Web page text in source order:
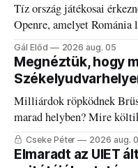
Tíz ország játékosai
Openre, amelyet Románia
discgolfpályáján rendeznek
Gál Előd 2026 aug. 05
Megnéztük, hogy
Milliárdok röpködnek
marad helyben? Mire
Cseke Péter 2026 aug.
Elmaradt az UIET